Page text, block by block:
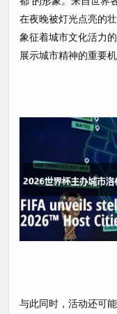
在夜晚被灯光点亮的
象征着城市文化活力
展示城市精神的重要机
与此同时，活动还可